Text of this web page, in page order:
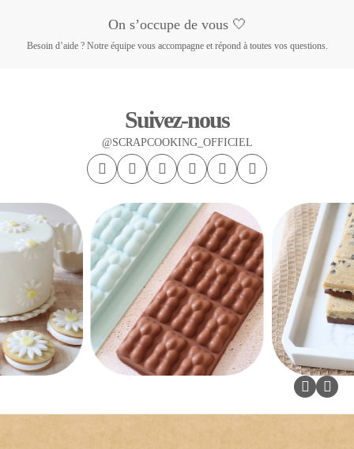
On s’occupe de vous 🤍
Besoin d’aide ? Notre équipe vous accompagne et répond à toutes vos questions.
Suivez-nous
@SCRAPCOOKING_OFFICIEL